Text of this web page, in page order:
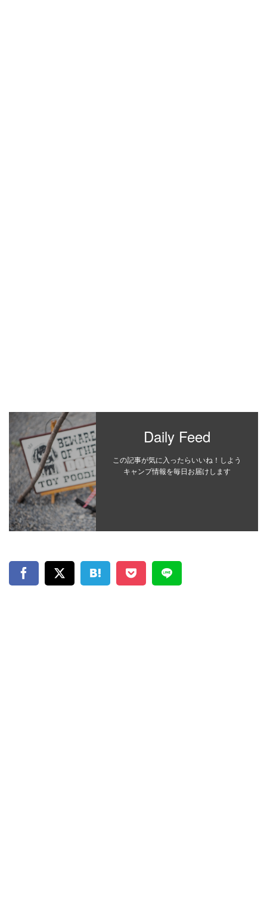
Daily Feed
この記事が気に入ったらいいね！しよう
キャンプ情報を毎日お届けします